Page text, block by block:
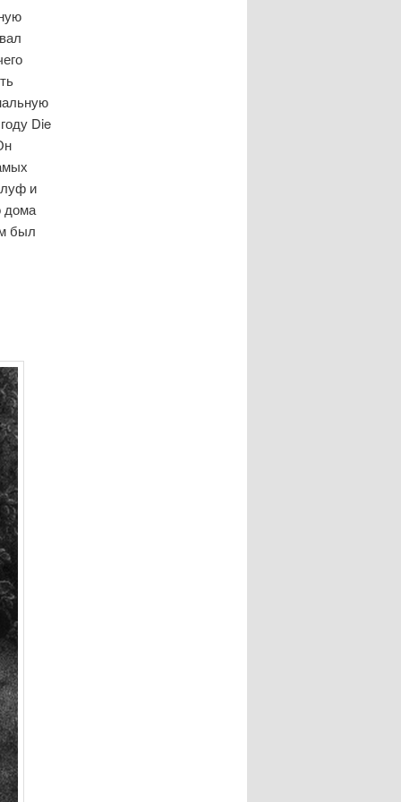
Die
и
дома
был